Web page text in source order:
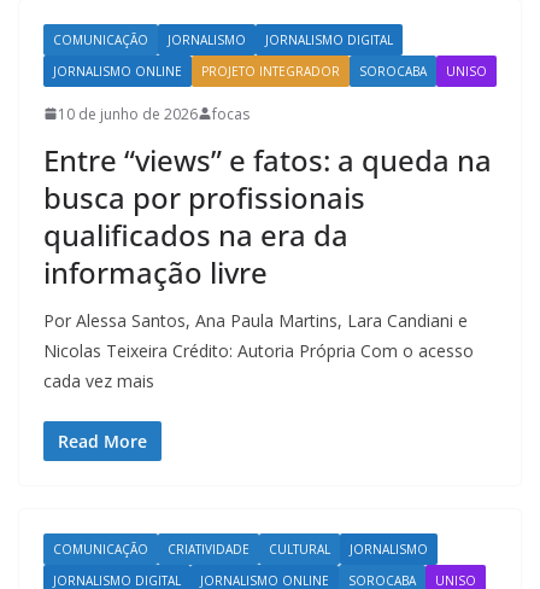
COMUNICAÇÃO JORNALISMO
JORNALISMO DIGITAL
JORNALISMO ONLINE
PROJETO INTEGRADOR SOROCABA UNISO
10 de junho de 2026 focas
Entre “views” e fatos: a queda na
busca por profissionais
qualificados na era da
informação livre
Por Alessa Santos, Ana Paula Martins, Lara Candiani e
Nicolas Teixeira Crédito: Autoria Própria Com o acesso
cada vez mais
Read More
COMUNICAÇÃO CRIATIVIDADE CULTURAL
JORNALISMO
JORNALISMO DIGITAL
JORNALISMO ONLINE SOROCABA UNISO